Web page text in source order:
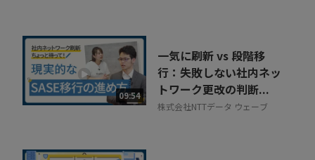
09:54
一気に刷新 vs 段階移
行：失敗しない社内ネッ
トワーク更改の判断...
株式会社NTTデータ ウェーブ